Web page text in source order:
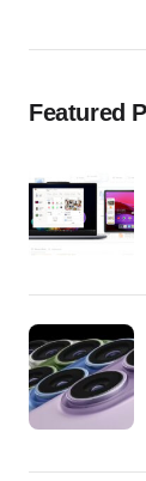
Featured